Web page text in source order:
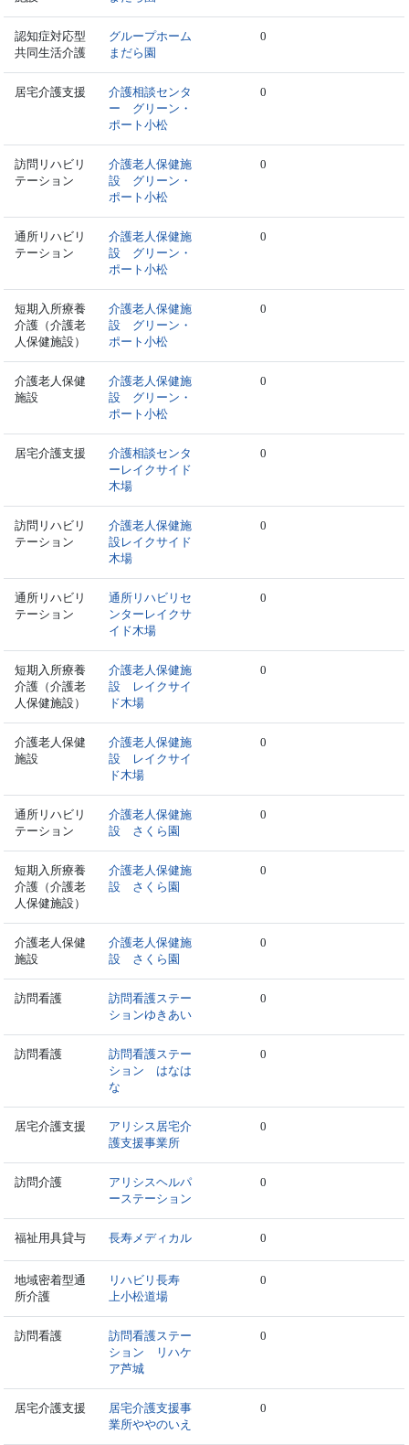
認知症対応型
共同生活介護
グループホーム
まだら園
0
居宅介護支援
介護相談センタ
ー グリーン・
ポート小松
0
訪問リハビリ
テーション
介護老人保健施
設 グリーン・
ポート小松
0
通所リハビリ
テーション
介護老人保健施
設 グリーン・
ポート小松
0
短期入所療養
介護（介護老
人保健施設）
介護老人保健施
設 グリーン・
ポート小松
0
介護老人保健
施設
介護老人保健施
設 グリーン・
ポート小松
0
居宅介護支援
介護相談センタ
ーレイクサイド
木場
0
訪問リハビリ
テーション
介護老人保健施
設レイクサイド
木場
0
通所リハビリ
テーション
通所リハビリセ
ンターレイクサ
イド木場
0
短期入所療養
介護（介護老
人保健施設）
介護老人保健施
設 レイクサイ
ド木場
0
介護老人保健
施設
介護老人保健施
設 レイクサイ
ド木場
0
通所リハビリ
テーション
介護老人保健施
設 さくら園
0
短期入所療養
介護（介護老
人保健施設）
介護老人保健施
設 さくら園
0
介護老人保健
施設
介護老人保健施
設 さくら園
0
訪問看護
訪問看護ステー
ションゆきあい
0
訪問看護
訪問看護ステー
ション はなは
な
0
居宅介護支援
アリシス居宅介
護支援事業所
0
訪問介護
アリシスヘルパ
ーステーション
0
福祉用具貸与 長寿メディカル 0
地域密着型通
所介護
リハビリ長寿
上小松道場
0
訪問看護
訪問看護ステー
ション リハケ
ア芦城
0
居宅介護支援
居宅介護支援事
業所ややのいえ
0